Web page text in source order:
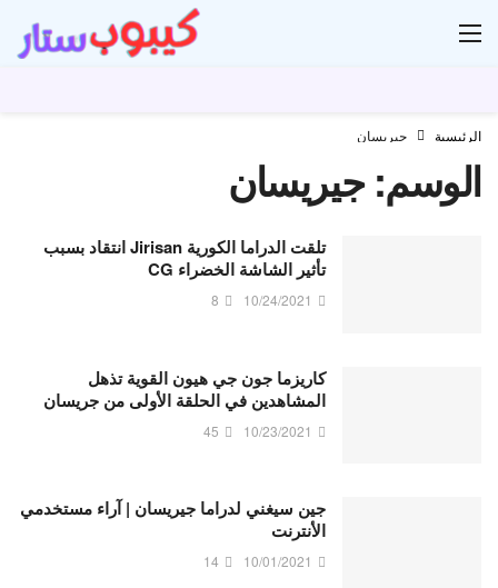
الرئيسية جيريسان
الوسم:جيريسان
تلقت الدراما الكورية Jirisan انتقاد بسبب
تأثير الشاشة الخضراء CG
10/24/2021
8
كاريزما جون جي هيون القوية تذهل
المشاهدين في الحلقة الأولى من جريسان
10/23/2021
45
جين سيغني لدراما جيريسان | آراء مستخدمي
الأنترنت
10/01/2021
14